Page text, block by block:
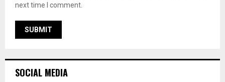
next time I comment.
SOCIAL MEDIA